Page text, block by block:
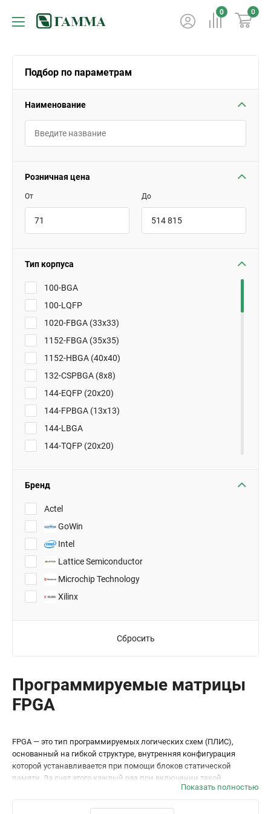
0 0
Подбор по параметрам
Наименование
Розничная цена
От До
Тип корпуса
100-BGA
100-LQFP
1020-FBGA (33x33)
1152-FBGA (35x35)
1152-HBGA (40x40)
132-CSPBGA (8x8)
144-EQFP (20x20)
144-FPBGA (13x13)
144-LBGA
144-TQFP (20x20)
208-PQFP (28x28)
240-PQFP (32x32)
256-UBGA (14x14)
30-WLCSP
324-CSPBGA (15x15)
324-UBGA (15x15)
Бренд
Actel
GoWin
Intel
Lattice Semiconductor
Microchip Technology
Xilinx
Сбросить
Программируемые матрицы
FPGA
FPGA — это тип программируемых логических схем (ПЛИС),
основанный на гибкой структуре, внутренняя конфигурация
которой устанавливается при помощи блоков статической
памяти. За счет этого каждый раз при включении такой
микросхемы происходит загрузка конфигурацииПоказать полностью